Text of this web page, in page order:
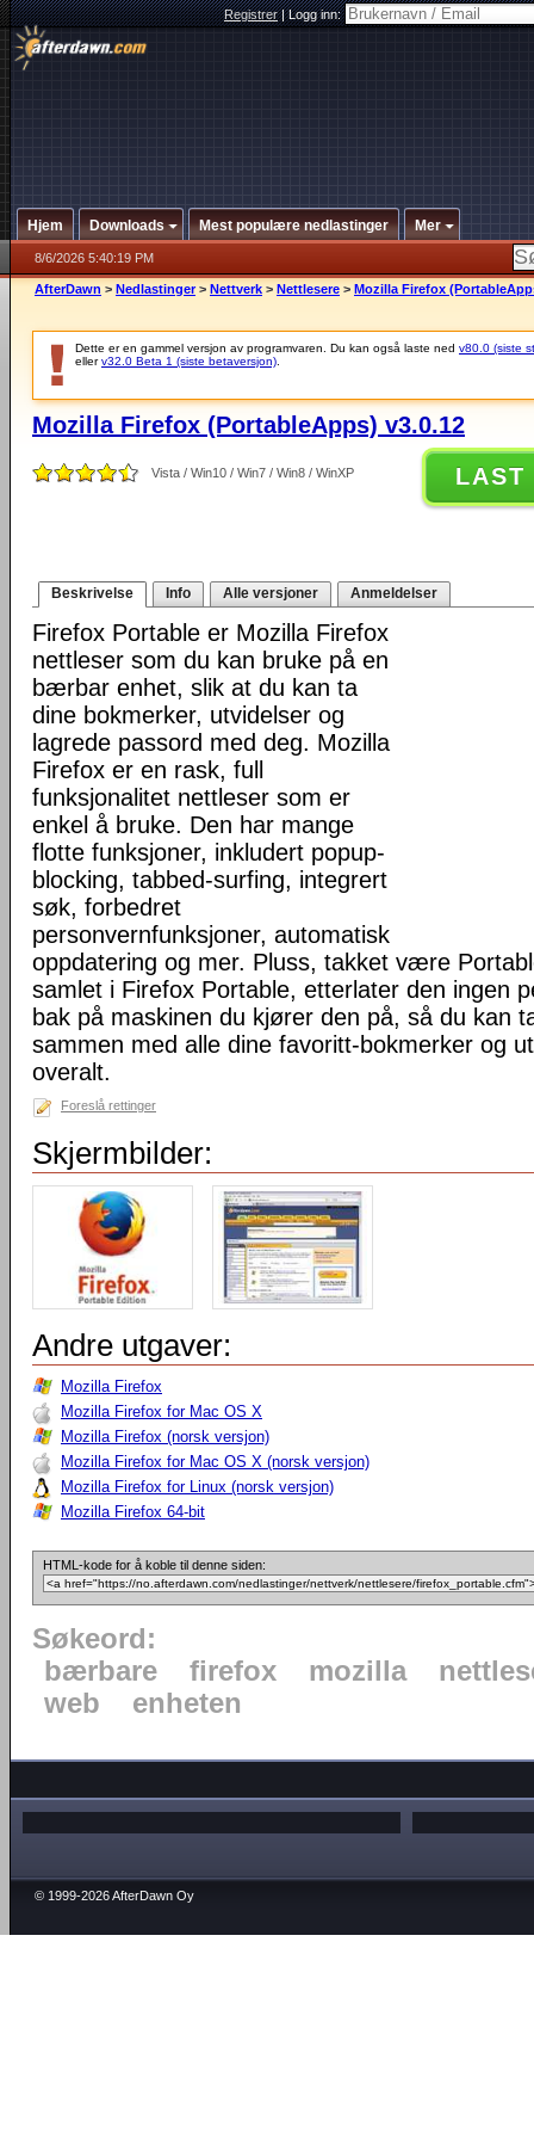
Registrer|Logg inn:
Hjem Downloads Mest populære nedlastinger Mer
8/6/2026 5:40:19 PM
AfterDawn > Nedlastinger > Nettverk > Nettlesere > Mozilla Firefox
Dette er en gammel versjon av programvaren. Du kan også laste ned v80.0 (siste
ellerv32.0 Beta 1 (siste betaversjon)
Mozilla Firefox (PortableApps) v3.0.12
Vista / Win10 / Win7 / Win8 / WinXP LAST
Beskrivelse Info Alle versjoner Anmeldelser
Firefox Portable er Mozilla Firefox
nettleser som du kan bruke på en
bærbar enhet, slik at du kan ta
dine bokmerker, utvidelser og
lagrede passord med deg. Mozilla
Firefox er en rask, full
funksjonalitet nettleser som er
enkel å bruke. Den har mange
flotte funksjoner, inkludert popup-
blocking, tabbed-surfing, integrert
søk, forbedret
personvernfunksjoner, automatisk
oppdatering og mer. Pluss, takket være
samlet i Firefox Portable, etterlater den ingen
bak på maskinen du kjører den på, så du kan
sammen med alle dine favoritt-bokmerker og
overalt.
Foreslå rettinger
Skjermbilder:
Andre utgaver:
Mozilla Firefox
Mozilla Firefox for Mac OS X
Mozilla Firefox (norsk versjon)
Mozilla Firefox for Mac OS X (norsk versjon)
Mozilla Firefox for Linux (norsk versjon)
Mozilla Firefox 64-bit
HTML-kode for å koble til denne siden:
Søkeord:
bærbare
firefox mozilla
web
enheten
© 1999-2026 AfterDawn Oy